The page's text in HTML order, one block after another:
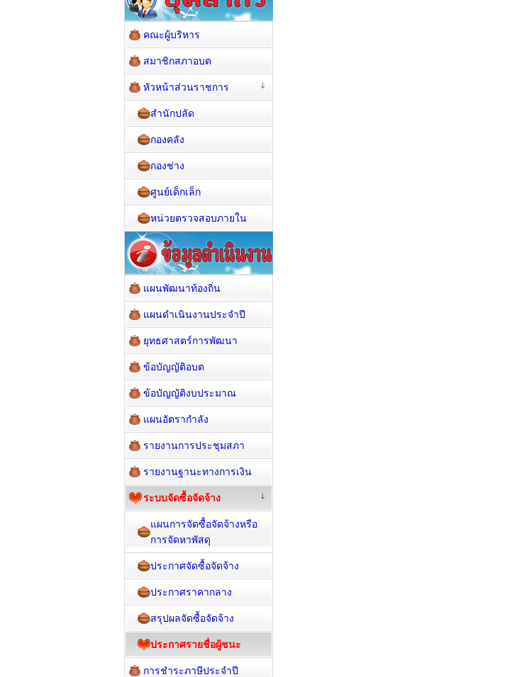
คณะผู้บริหาร
สมาชิกสภาอบต
หัวหน้าส่วนราชการ
สำนักปลัด
กองคลัง
กองช่าง
ศูนย์เด็กเล็ก
หน่วยตรวจสอบภายใน
แผนพัฒนาท้องถิ่น
แผนดำเนินงานประจำปี
ยุทธศาสตร์การพัฒนา
ข้อบัญญัติอบต
ข้อบัญญัติงบประมาณ
แผนอัตรากำลัง
รายงานการประชุมสภา
รายงานฐานะทางการเงิน
ระบบจัดซื้อจัดจ้าง
แผนการจัดซื้อจัดจ้างหรือ
การจัดหาพัสดุ
ประกาศจัดซื้อจัดจ้าง
ประกาศราคากลาง
สรุปผลจัดซื้อจัดจ้าง
ประกาศรายชื่อผู้ชนะ
การชำระภาษีประจำปี